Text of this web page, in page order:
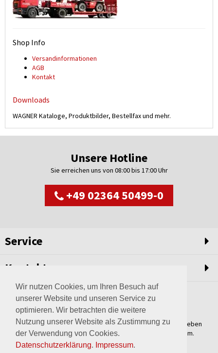
Wir nutzen Cookies, um Ihren Besuch auf
unserer Website und unseren Service zu
optimieren. Wir betrachten die weitere
Nutzung unserer Website als Zustimmung zu
der Verwendung von Cookies.
Datenschutzerklärung. Impressum.
Shop Info
Versand­informationen
AGB
Kontakt
Downloads
WAGNER Kataloge, Produktbilder, Bestellfax und mehr.
Unsere Hotline
Sie erreichen uns von 08:00 bis 17:00 Uhr
+49 02364 50499-0
Service
Kontakt
Weltweit setzen wir unsere Erfahrungswerte und unser Streben
nach innovativen Lösungen in unvergleichliche Anlagen um.
Erfahren Sie mehr über uns.